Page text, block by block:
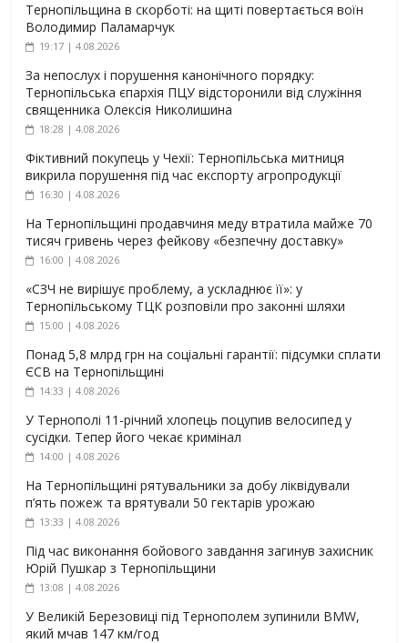
Тернопільщина в скорботі: на щиті повертається воїн
Володимир Паламарчук
19:17 | 4.08.2026
За непослух і порушення канонічного порядку:
Тернопільська єпархія ПЦУ відсторонили від служіння
священника Олексія Николишина
18:28 | 4.08.2026
Фіктивний покупець у Чехії: Тернопільська митниця
викрила порушення під час експорту агропродукції
16:30 | 4.08.2026
На Тернопільщині продавчиня меду втратила майже 70
тисяч гривень через фейкову «безпечну доставку»
16:00 | 4.08.2026
«СЗЧ не вирішує проблему, а ускладнює її»: у
Тернопільському ТЦК розповіли про законні шляхи
15:00 | 4.08.2026
Понад 5,8 млрд грн на соціальні гарантії: підсумки сплати
ЄСВ на Тернопільщині
14:33 | 4.08.2026
У Тернополі 11-річний хлопець поцупив велосипед у
сусідки. Тепер його чекає кримінал
14:00 | 4.08.2026
На Тернопільщині рятувальники за добу ліквідували
п’ять пожеж та врятували 50 гектарів урожаю
13:33 | 4.08.2026
Під час виконання бойового завдання загинув захисник
Юрій Пушкар з Тернопільщини
13:08 | 4.08.2026
У Великій Березовиці під Тернополем зупинили BMW,
який мчав 147 км/год